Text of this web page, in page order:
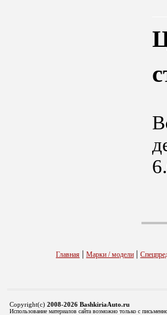
Главная | Марки / модели |
Copyright(c) 2008-2026 BashkiriaAuto.ru
Использование материалов сайта возможно только с